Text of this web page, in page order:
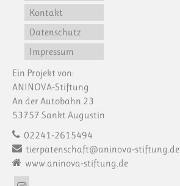
Kontakt
Datenschutz
Impressum
Ein Projekt von:
ANINOVA-Stiftung
An der Autobahn 23
53757 Sankt Augustin
02241-2615494
tierpatenschaft@aninova-stiftung.de
www.aninova-stiftung.de